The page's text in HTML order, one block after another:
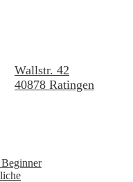
Wallstr. 42
40878 Ratingen